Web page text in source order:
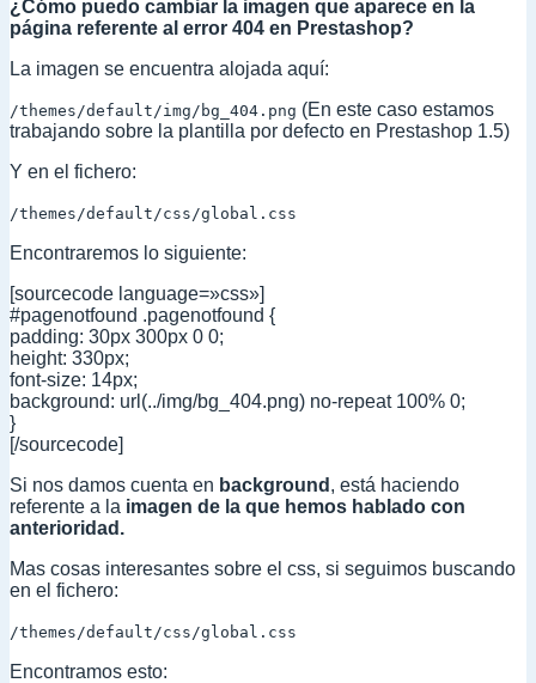
¿Cómo puedo cambiar la imagen que aparece en la
página referente al error 404 en Prestashop?
La imagen se encuentra alojada aquí:
/themes/default/img/bg_404.png (En este caso estamos
trabajando sobre la plantilla por defecto en Prestashop 1.5)
Y en el fichero:
/themes/default/css/global.css
Encontraremos lo siguiente:
[sourcecode language=»css»]
#pagenotfound .pagenotfound {
padding: 30px 300px 0 0;
height: 330px;
font-size: 14px;
background: url(../img/bg_404.png) no-repeat 100% 0;
}
[/sourcecode]
Si nos damos cuenta en background , está haciendo
referente a la imagen de la que hemos hablado con
anterioridad.
Mas cosas interesantes sobre el css, si seguimos buscando
en el fichero:
/themes/default/css/global.css
Encontramos esto: